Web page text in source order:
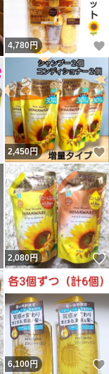
いいね！
4,780円
いいね！
2,450円
いいね！
2,080円
いいね！
6,100円